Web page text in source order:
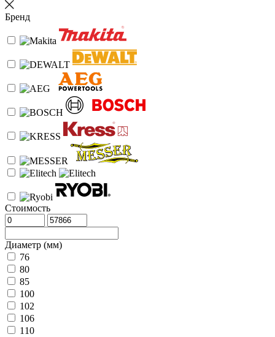
Бренд
Стоимость
Диаметр (мм)
76
80
85
100
102
106
110